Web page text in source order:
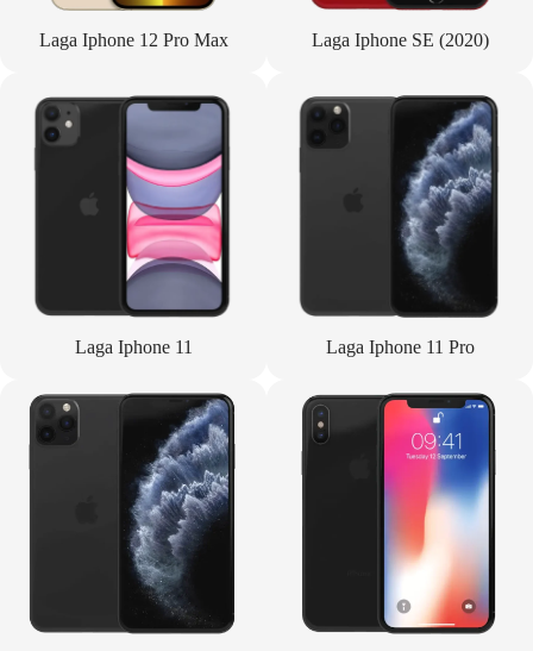
Laga Iphone 12 Pro Max Laga Iphone SE (2020)
Laga Iphone 11 Laga Iphone 11 Pro